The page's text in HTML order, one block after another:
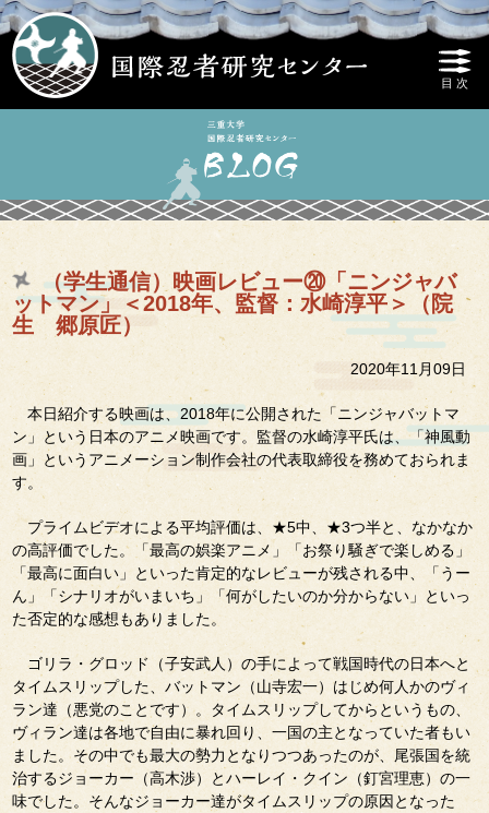
（学生通信）映画レビュー⑳「ニンジャバ
ットマン」＜2018年、監督：水崎淳平＞（院
生 郷原匠）
2020年11月09日
本日紹介する映画は、2018年に公開された「ニンジャバットマ
ン」という日本のアニメ映画です。監督の水崎淳平氏は、「神風動
画」というアニメーション制作会社の代表取締役を務めておられま
す。
プライムビデオによる平均評価は、★5中、★3つ半と、なかなか
の高評価でした。「最高の娯楽アニメ」「お祭り騒ぎで楽しめる」
「最高に面白い」といった肯定的なレビューが残される中、「うー
ん」「シナリオがいまいち」「何がしたいのか分からない」といっ
た否定的な感想もありました。
ゴリラ・グロッド（子安武人）の手によって戦国時代の日本へと
タイムスリップした、バットマン（山寺宏一）はじめ何人かのヴィ
ラン達（悪党のことです）。タイムスリップしてからというもの、
ヴィラン達は各地で自由に暴れ回り、一国の主となっていた者もい
ました。その中でも最大の勢力となりつつあったのが、尾張国を統
治するジョーカー（高木渉）とハーレイ・クイン（釘宮理恵）の一
味でした。そんなジョーカー達がタイムスリップの原因となった